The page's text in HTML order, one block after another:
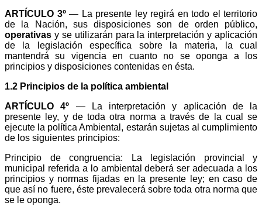
ARTÍCULO 3º — La presente ley regirá en todo el territorio
de la Nación, sus disposiciones son de orden público,
operativas y se utilizarán para la interpretación y aplicación
de la legislación específica sobre la materia, la cual
mantendrá su vigencia en cuanto no se oponga a los
principios y disposiciones contenidas en ésta.
1.2 Principios de la política ambiental
ARTÍCULO 4º — La interpretación y aplicación de la
presente ley, y de toda otra norma a través de la cual se
ejecute la política Ambiental, estarán sujetas al cumplimiento
de los siguientes principios:
Principio de congruencia: La legislación provincial y
municipal referida a lo ambiental deberá ser adecuada a los
principios y normas fijadas en la presente ley; en caso de
que así no fuere, éste prevalecerá sobre toda otra norma que
se le oponga.